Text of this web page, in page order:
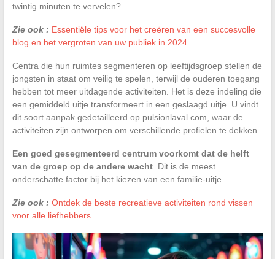
twintig minuten te vervelen?
Zie ook : Essentiële tips voor het creëren van een succesvolle
blog en het vergroten van uw publiek in 2024
Centra die hun ruimtes segmenteren op leeftijdsgroep stellen de
jongsten in staat om veilig te spelen, terwijl de ouderen toegang
hebben tot meer uitdagende activiteiten. Het is deze indeling die
een gemiddeld uitje transformeert in een geslaagd uitje. U vindt
dit soort aanpak gedetailleerd op pulsionlaval.com, waar de
activiteiten zijn ontworpen om verschillende profielen te dekken.
Een goed gesegmenteerd centrum voorkomt dat de helft
van de groep op de andere wacht. Dit is de meest
onderschatte factor bij het kiezen van een familie-uitje.
Zie ook : Ontdek de beste recreatieve activiteiten rond vissen
voor alle liefhebbers